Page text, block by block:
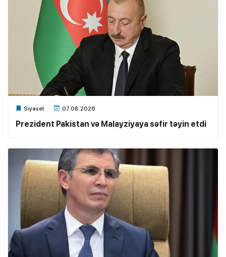
Siyasət 07.08.2026
Xalq.Online
Prezident Pakistan və Malayziyaya səfir təyin etdi